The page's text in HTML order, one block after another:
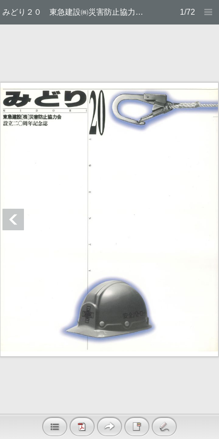
みどり２０ 東急建設㈱災害防止協力会 設立20周年記念誌 1/72